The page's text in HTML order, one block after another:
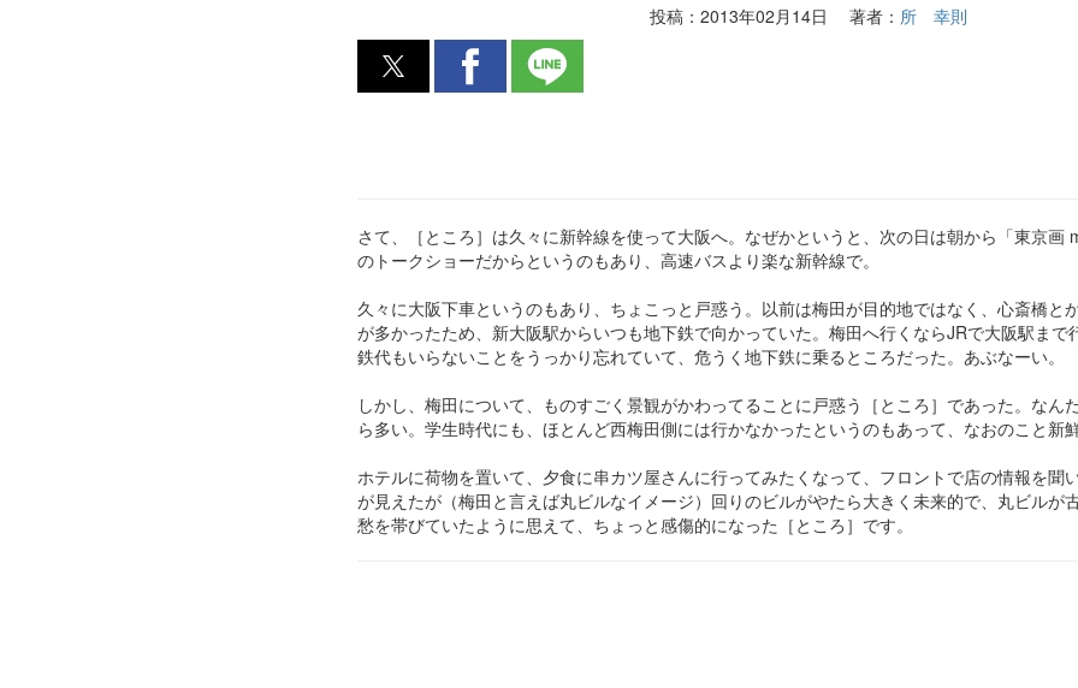
投稿： 2013年02月14日 著者： 所 幸則
さて、［ところ］は久々に新幹線を使って大阪へ。なぜかというと、次の日は朝から「東京画
のトークショーだからというのもあり、高速バスより楽な新幹線で。
久々に大阪下車というのもあり、ちょこっと戸惑う。以前は梅田が目的地ではなく、心斎橋と
が多かったため、新大阪駅からいつも地下鉄で向かっていた。梅田へ行くならJRで大阪駅まで
鉄代もいらないことをうっかり忘れていて、危うく地下鉄に乗るところだった。あぶなーい。
しかし、梅田について、ものすごく景観がかわってることに戸惑う［ところ］であった。なん
ら多い。学生時代にも、ほとんど西梅田側には行かなかったというのもあって、なおのこと新鮮
ホテルに荷物を置いて、夕食に串カツ屋さんに行ってみたくなって、フロントで店の情報を聞
が見えたが（梅田と言えば丸ビルなイメージ）回りのビルがやたら大きく未来的で、丸ビルが
愁を帯びていたように思えて、ちょっと感傷的になった［ところ］です。